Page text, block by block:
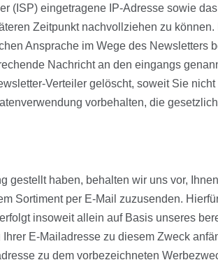
(ISP) eingetragene IP-Adresse sowie
Zeitpunkt nachvollziehen zu
Ansprache im Wege des Newsletters
Nachricht an den eingangs
Verteiler gelöscht, soweit Sie
vorbehalten, die
gestellt haben, behalten wir uns vor,
Sortiment per E-Mail zuzusenden.
insoweit allein auf Basis unseres
E-Mailadresse zu diesem Zweck
zu dem vorbezeichneten